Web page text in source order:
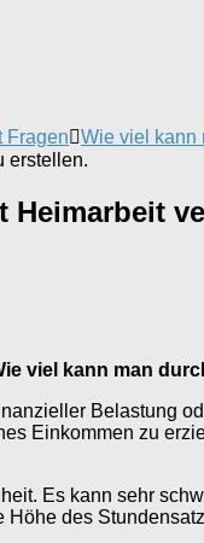
Fragen
Wie viel kann
erstellen.
viel kann man
Belastung
Einkommen zu
Es kann sehr
des